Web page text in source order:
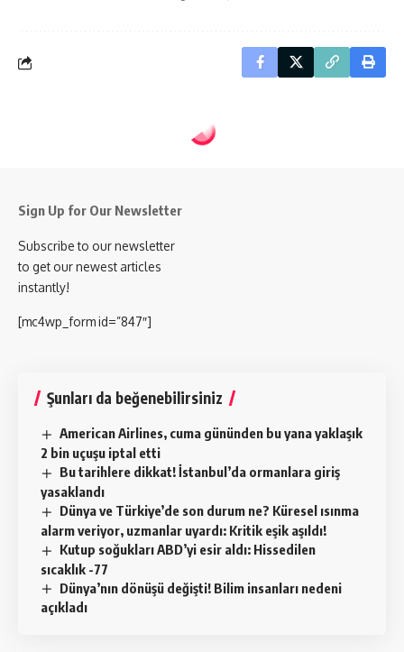
Sign Up for Our Newsletter
Subscribe to our newsletter
to get our newest articles
instantly!
[mc4wp_form id=”847″]
Şunları da beğenebilirsiniz
American Airlines, cuma gününden bu yana yaklaşık
2 bin uçuşu iptal etti
Bu tarihlere dikkat! İstanbul’da ormanlara giriş
yasaklandı
Dünya ve Türkiye’de son durum ne? Küresel ısınma
alarm veriyor, uzmanlar uyardı: Kritik eşik aşıldı!
Kutup soğukları ABD’yi esir aldı: Hissedilen
sıcaklık -77
Dünya’nın dönüşü değişti! Bilim insanları nedeni
açıkladı